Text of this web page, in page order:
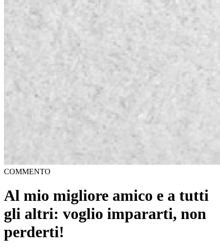
COMMENTO
Al mio migliore amico e a tutti
gli altri: voglio impararti, non
perderti!